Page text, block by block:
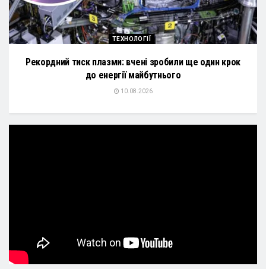
ТЕХНОЛОГІЇ
Рекордний тиск плазми: вчені зробили ще один крок
до енергії майбутнього
10.08.2026